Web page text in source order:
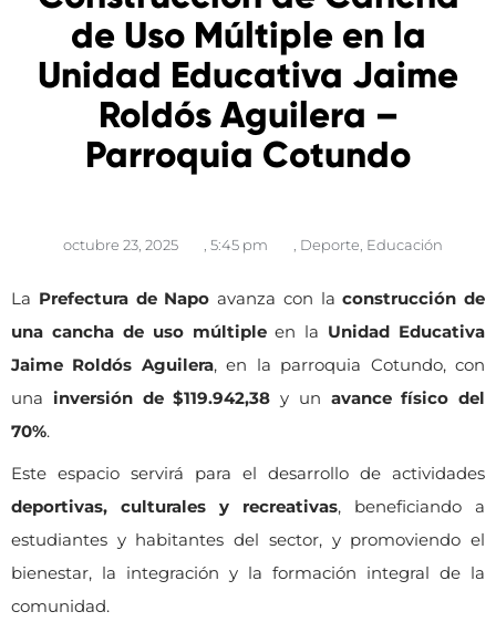
de Uso Múltiple en la
Unidad Educativa Jaime
Roldós Aguilera –
Parroquia Cotundo
octubre 23, 2025 , 5:45 pm , Deporte, Educación
La Prefectura de Napo avanza con laconstrucción de
una cancha de uso múltipleen la Unidad Educativa
Jaime Roldós Aguilera, en la parroquia Cotundo, con
una inversión de $119.942,38 y un avance físico del
70%.
Este espacio servirá para el desarrollo de actividades
deportivas, culturales y recreativas, beneficiando a
estudiantes y habitantes del sector, y promoviendo el
bienestar, la integración y la formación integral de la
comunidad.